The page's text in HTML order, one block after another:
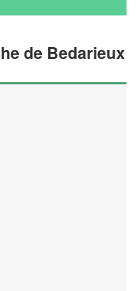
de Bedarieux